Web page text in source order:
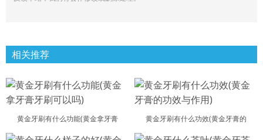
相关推荐
黄金牙刷有什么功能(黄金拿牙膏 黄金牙刷有什么功效(黄金牙膏的